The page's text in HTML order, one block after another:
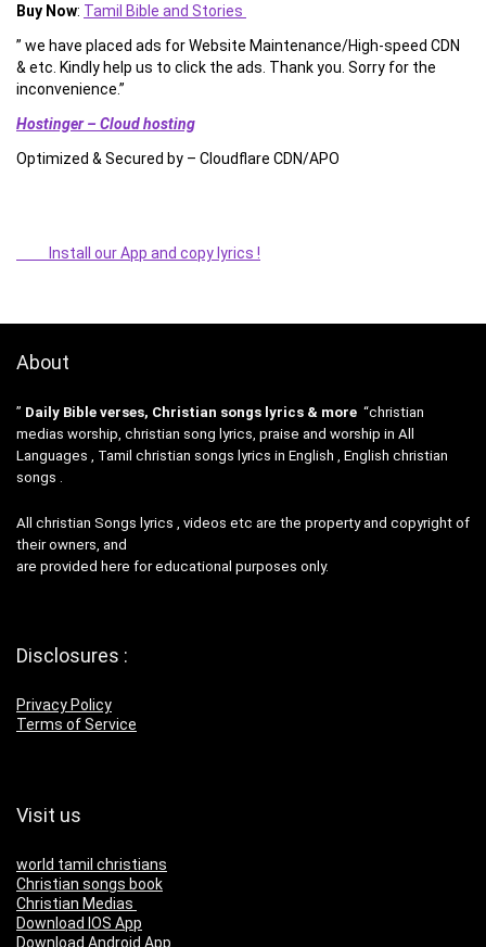
Buy Now: Tamil Bible and Stories
” we have placed ads for Website Maintenance/High-speed CDN
& etc. Kindly help us to click the ads. Thank you. Sorry for the
inconvenience.”
Hostinger – Cloud hosting
Optimized & Secured by – Cloudflare CDN/APO
Install our App and copy lyrics !
About
” Daily Bible verses, Christian songs lyrics & more “christian
medias worship, christian song lyrics, praise and worship in All
Languages , Tamil christian songs lyrics in English , English christian
songs .
All christian Songs lyrics , videos etc are the property and copyright of
their owners, and
are provided here for educational purposes only.
Disclosures :
Privacy Policy
Terms of Service
Visit us
world tamil christians
Christian songs book
Christian Medias
Download IOS App
Download Android App